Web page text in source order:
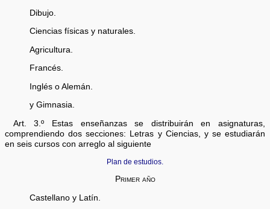
Dibujo.
Ciencias físicas y naturales.
Agricultura.
Francés.
Inglés o Alemán.
y Gimnasia.
Art. 3.º Estas enseñanzas se distribuirán en asignaturas,
comprendiendo dos secciones: Letras y Ciencias, y se estudiarán
en seis cursos con arreglo al siguiente
Plan de estudios.
Primer año
Castellano y Latín.